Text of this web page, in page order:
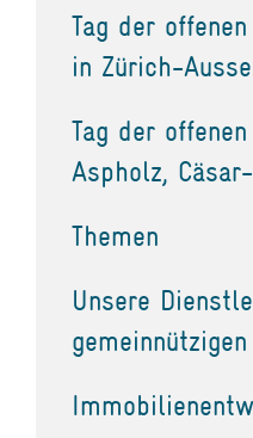
Tag der
in Zürich-
Tag der
Aspholz,
Themen
Unsere